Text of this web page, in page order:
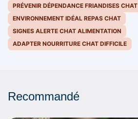
PRÉVENIR DÉPENDANCE FRIANDISES CHAT
ENVIRONNEMENT IDÉAL REPAS CHAT
SIGNES ALERTE CHAT ALIMENTATION
ADAPTER NOURRITURE CHAT DIFFICILE
Recommandé